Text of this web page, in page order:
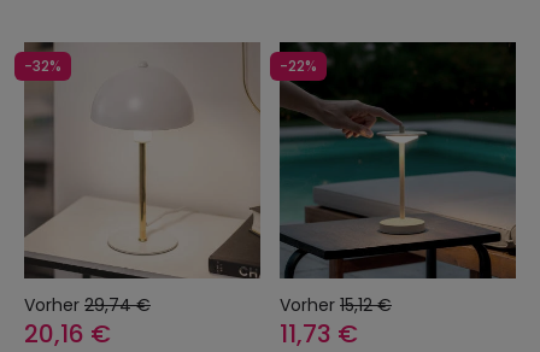
-32%
Vorher 29,74 €
20,16 €
-22%
Vorher 15,12 €
11,73 €